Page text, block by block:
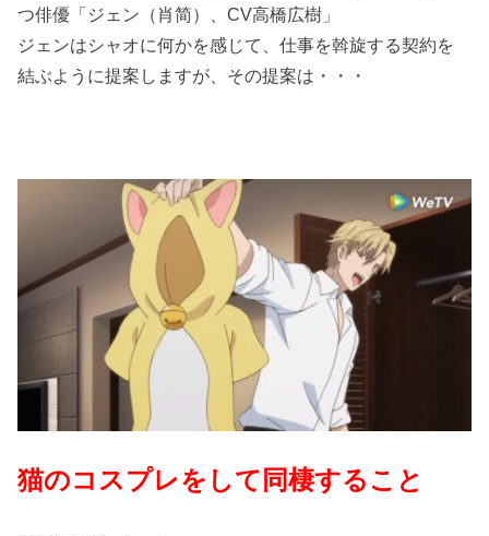
つ俳優「ジェン（肖简）、CV高橋広樹」
ジェンはシャオに何かを感じて、仕事を斡旋する契約を
結ぶように提案しますが、その提案は・・・
猫のコスプレをして同棲すること